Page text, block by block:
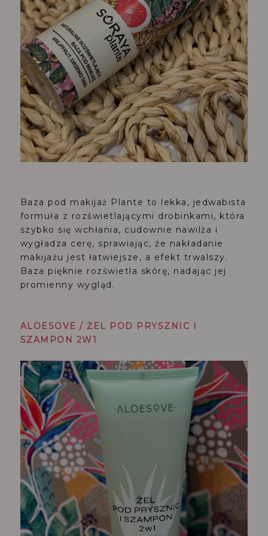
Baza pod makijaż Plante to lekka, jedwabista
formuła z rozświetlającymi drobinkami, która
szybko się wchłania, cudownie nawilża i
wygładza cerę, sprawiając, że nakładanie
makijażu jest łatwiejsze, a efekt trwalszy.
Baza pięknie rozświetla skórę, nadając jej
promienny wygląd.
ALOESOVE / ŻEL POD PRYSZNIC I
SZAMPON 2W1